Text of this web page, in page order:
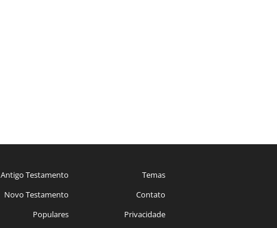
Antigo Testamento
Novo Testamento
Populares
Temas
Contato
Privacidade